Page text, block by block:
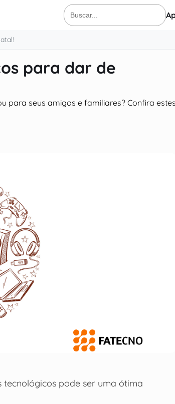
Buscar
por:
para dar de
para seus amigos e familiares? Confira
pode ser uma ótima